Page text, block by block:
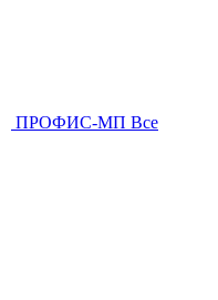
ПРОФИС-МП Все